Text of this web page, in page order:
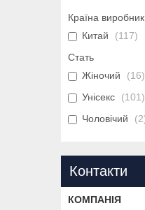
Країна виробник
Китай
117
Стать
Жіночий
16
Унісекс
101
Чоловічий
2
Контакти